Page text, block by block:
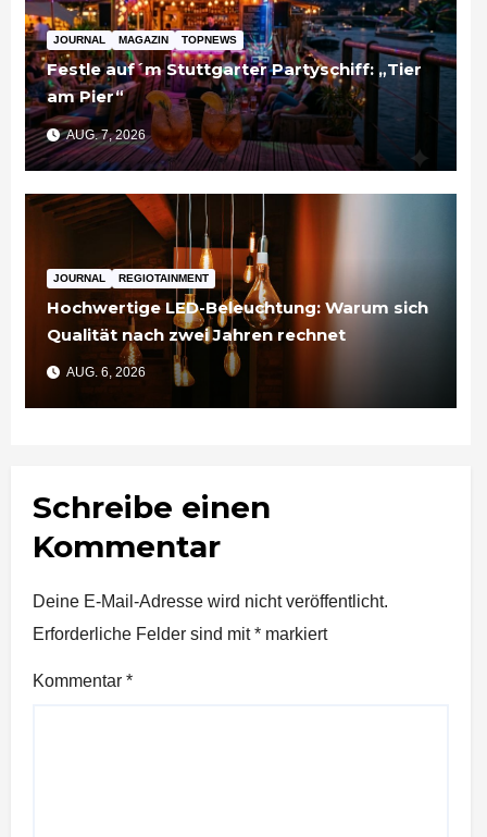
JOURNAL MAGAZIN TOPNEWS
Festle auf´m Stuttgarter Partyschiff: „Tier
am Pier“
AUG. 7, 2026
JOURNAL REGIOTAINMENT
Hochwertige LED-Beleuchtung: Warum sich
Qualität nach zwei Jahren rechnet
AUG. 6, 2026
Schreibe einen
Kommentar
Deine E-Mail-Adresse wird nicht veröffentlicht.
Erforderliche Felder sind mit* markiert
Kommentar *